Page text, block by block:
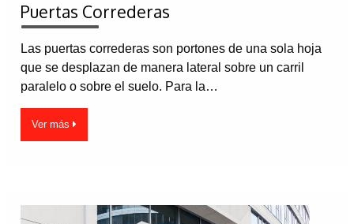
Puertas Correderas
Las puertas correderas son portones de una sola hoja
que se desplazan de manera lateral sobre un carril
paralelo o sobre el suelo. Para la…
Ver más